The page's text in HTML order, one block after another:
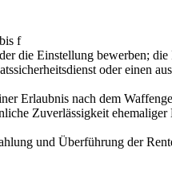
f
die Einstellung bewerben;
oder einen
Erlaubnis nach dem
Zuverlässigkeit ehemaliger
und Überführung der